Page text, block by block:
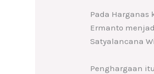
Pada Harganas
Ermanto
Satyalancana
Penghargaan